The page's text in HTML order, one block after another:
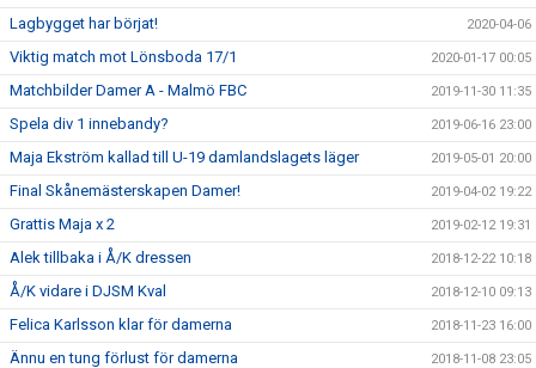
Lagbygget har börjat! 2020-04-06
Viktig match mot Lönsboda 17/1 2020-01-17 00:05
Matchbilder Damer A - Malmö FBC 2019-11-30 11:35
Spela div 1 innebandy? 2019-06-16 23:00
Maja Ekström kallad till U-19 damlandslagets läger 2019-05-01 20:00
Final Skånemästerskapen Damer! 2019-04-02 19:22
Grattis Maja x 2 2019-02-12 19:31
Alek tillbaka i Å/K dressen 2018-12-22 10:18
Å/K vidare i DJSM Kval 2018-12-10 09:13
Felica Karlsson klar för damerna 2018-11-23 16:00
Ännu en tung förlust för damerna 2018-11-08 23:05